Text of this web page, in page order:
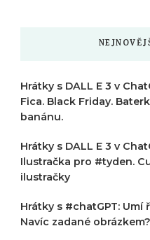
Hrátky s DALL E 3 v
Fica. Black Friday.
banánu.
Hrátky s DALL E 3 v
Ilustračka pro #tyden.
ilustračky
Hrátky s #chatGPT:
Navíc zadané obrázkem?